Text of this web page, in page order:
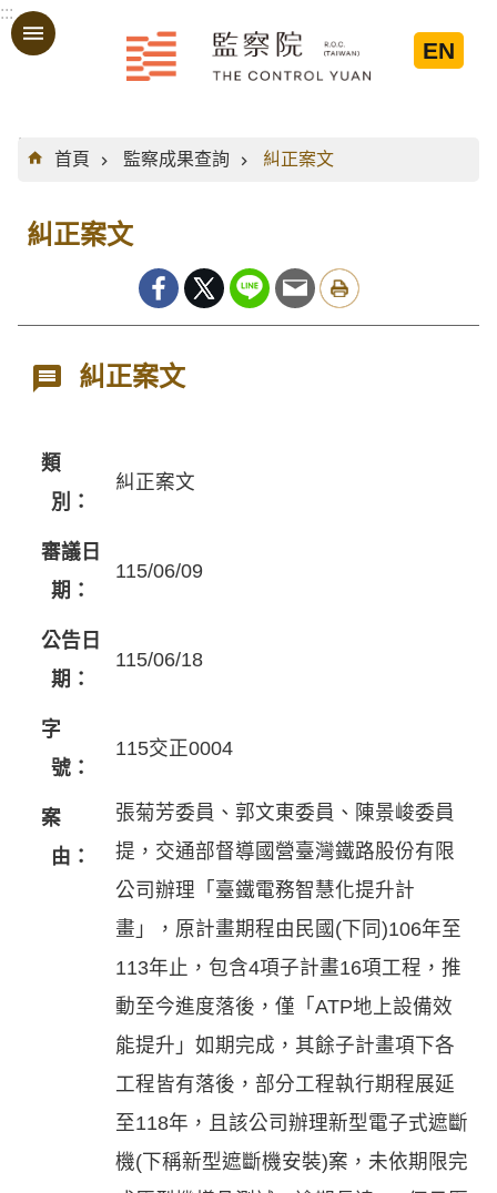
跳到主要內容區塊
:::
EN
:::
首頁
監察成果查詢 糾正案文
糾正案文
糾正案文
類
別：
糾正案文
審議日
期：
115/06/09
公告日
期：
115/06/18
字
號：
115交正0004
案
由：
張菊芳委員、郭文東委員、陳景峻委員
提，交通部督導國營臺灣鐵路股份有限
公司辦理「臺鐵電務智慧化提升計
畫」，原計畫期程由民國(下同)106年至
113年止，包含4項子計畫16項工程，推
動至今進度落後，僅「ATP地上設備效
能提升」如期完成，其餘子計畫項下各
工程皆有落後，部分工程執行期程展延
至118年，且該公司辦理新型電子式遮斷
機(下稱新型遮斷機安裝)案，未依期限完